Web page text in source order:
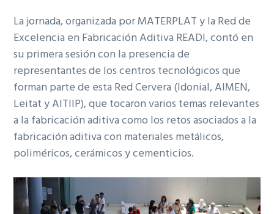
La jornada, organizada por MATERPLAT y la Red de
Excelencia en Fabricación Aditiva READI, contó en
su primera sesión con la presencia de
representantes de los centros tecnológicos que
forman parte de esta Red Cervera (Idonial, AIMEN,
Leitat y AITIIP), que tocaron varios temas relevantes
a la fabricación aditiva como los retos asociados a la
fabricación aditiva con materiales metálicos,
poliméricos, cerámicos y cementicios.